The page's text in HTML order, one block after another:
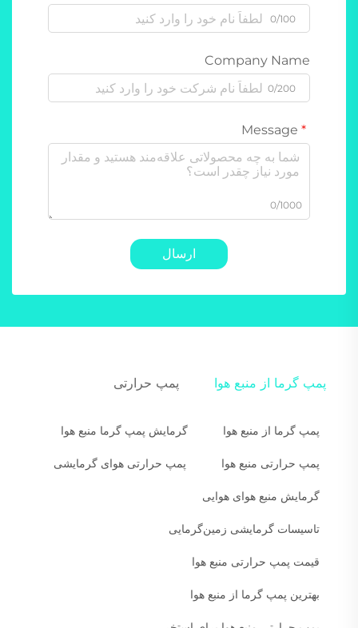
0/100
Company Name
0/200
0/1000
ارسال
پمپ گرما از منبع هوا پمپ حرارتی
پمپ گرما از منبع هوا گرمایش پمپ گرما منبع هوا
پمپ حرارتی منبع هوا پمپ حرارتی هوای گرمایشی
گرمایش منبع هوای هوایی
تاسیسات گرمایشی زمین‌گرمایی
قیمت پمپ حرارتی منبع هوا
بهترین پمپ گرما از منبع هوا